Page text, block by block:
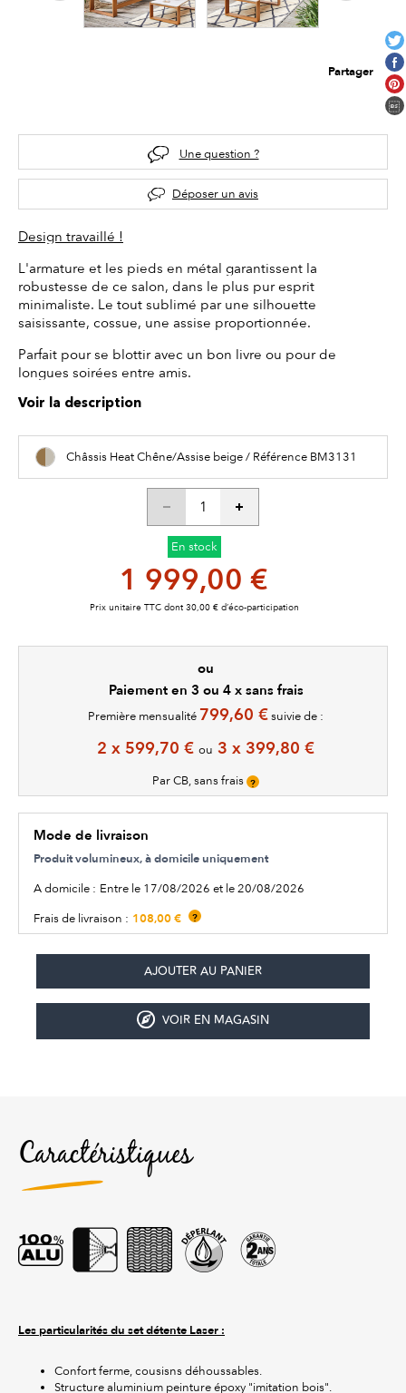
Partager
Une question ?
Déposer un avis
Design travaillé !
L'armature et les pieds en métal garantissent la
robustesse de ce salon, dans le plus pur esprit
minimaliste. Le tout sublimé par une silhouette
saisissante, cossue, une assise proportionnée.
Parfait pour se blottir avec un bon livre ou pour de
longues soirées entre amis.
Voir la description
Châssis Heat Chêne/Assise beige / Référence BM3131
En stock
1 999,00 €
Prix unitaire TTC dont 30,00 € d’éco-participation
ou
Paiement en 3 ou 4 x sans frais
Première mensualité 799,60 € suivie de :
2 x 599,70 € ou 3 x 399,80 €
Par CB, sans frais ?
Mode de livraison
Produit volumineux, à domicile uniquement
A domicile : Entre le 17/08/2026 et le 20/08/2026
Frais de livraison : 108,00 € ?
VOIR EN MAGASIN
Caractéristiques
Les particularités du set détente Laser :
Confort ferme, cousisns déhoussables.
Structure aluminium peinture époxy "imitation bois".